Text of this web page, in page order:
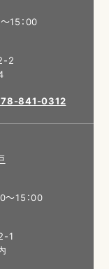
15：00
2
841-0312
～15：00
1